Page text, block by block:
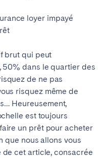
loyer impayé
brut qui peut
50% dans le quartier des
de ne pas
risquez même de
Heureusement,
est toujours
un prêt pour acheter
que nous allons vous
cet article, consacrée